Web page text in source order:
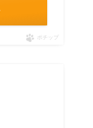
ポチップ